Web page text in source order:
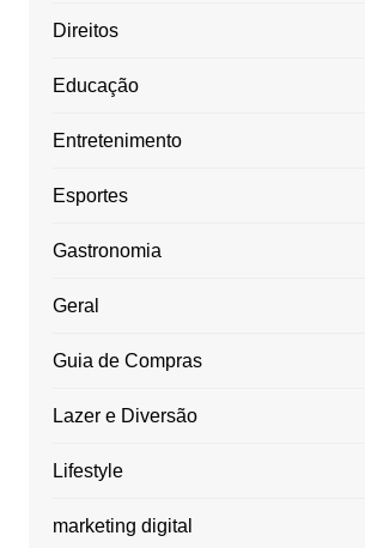
Direitos
Educação
Entretenimento
Esportes
Gastronomia
Geral
Guia de Compras
Lazer e Diversão
Lifestyle
marketing digital